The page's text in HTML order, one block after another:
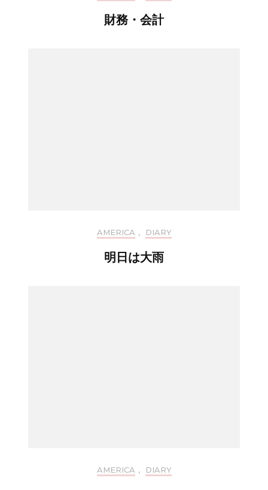
財務・会計
AMERICA , DIARY
明日は大雨
AMERICA , DIARY